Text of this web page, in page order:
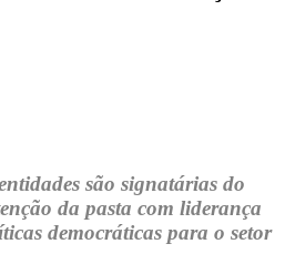
são signatárias do
da pasta com liderança
democráticas para o setor